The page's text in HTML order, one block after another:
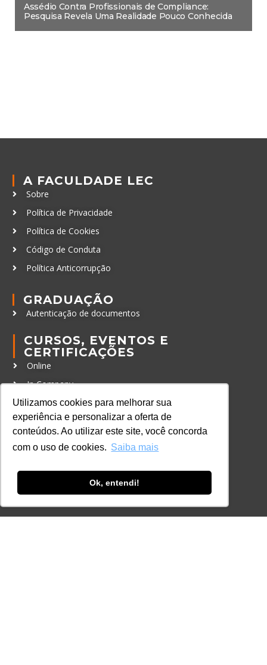
Utilizamos cookies para melhorar sua
experiência e personalizar a oferta de
conteúdos. Ao utilizar este site, você concorda
com o uso de cookies. Saiba mais
Ok, entendi!
Assédio Contra Profissionais de Compliance:
Pesquisa Revela Uma Realidade Pouco Conhecida
A FACULDADE LEC
Sobre
Política de Privacidade
Política de Cookies
Código de Conduta
Política Anticorrupção
GRADUAÇÃO
Autenticação de documentos
CURSOS, EVENTOS E
CERTIFICAÇÕES
Online
In Company
Eventos
Certificações
CONTATO
+55 11 98924-8322
contato@lec.com.br